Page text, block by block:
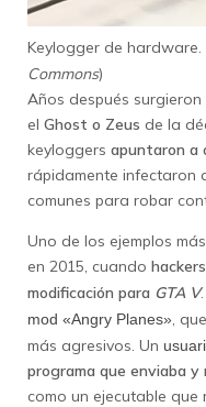
Keylogger de hardware.
Commons)
Años después
el Ghost o Zeus de la
keyloggers apuntaron a
rápidamente infectaron
comunes para robar
Uno de los ejemplos
en 2015, cuando
modificación para GTA V
mod «Angry Planes»,
más agresivos. Un
programa que enviaba
como un ejecutable